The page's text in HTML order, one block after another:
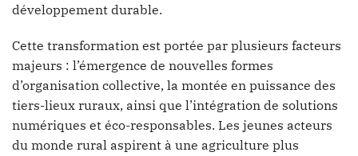
développement durable.
Cette transformation est portée par plusieurs facteurs
majeurs : l’émergence de nouvelles formes
d’organisation collective, la montée en puissance des
tiers-lieux ruraux, ainsi que l’intégration de solutions
numériques et éco-responsables. Les jeunes acteurs
du monde rural aspirent à une agriculture plus